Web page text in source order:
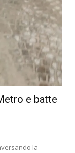
e batte
la